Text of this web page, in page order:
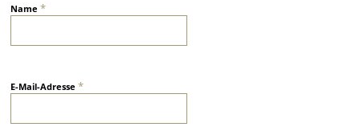
Name*
E-Mail-Adresse*